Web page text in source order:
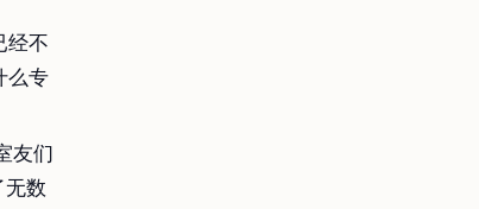
经不
么专
友们
数